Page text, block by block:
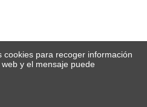
cookies para recoger información
y el mensaje puede